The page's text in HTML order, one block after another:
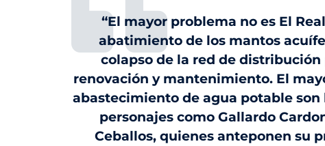
“El mayor problema no es El
abatimiento de los mantos
colapso de la red de
renovación y mantenimiento. El
abastecimiento de agua potable son
personajes como Gallardo
Ceballos, quienes anteponen su